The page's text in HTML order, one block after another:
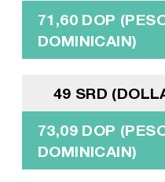
71,60 DOP
DOMINICAIN)
49 SRD
73,09 DOP
DOMINICAIN)